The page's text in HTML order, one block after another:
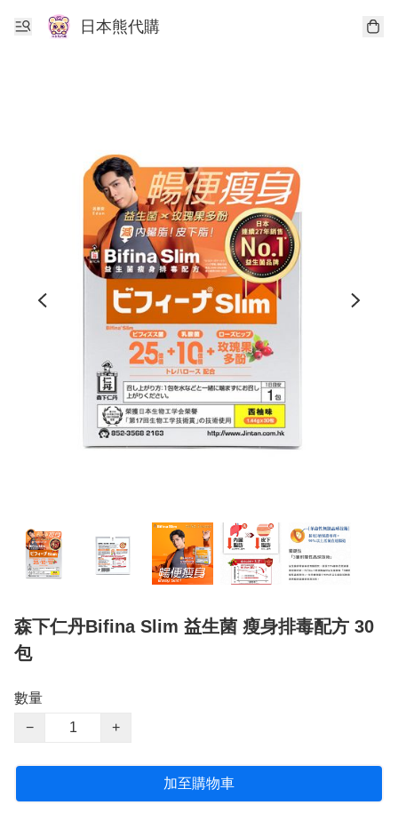
日本熊代購
森下仁丹Bifina Slim 益生菌 瘦身排毒配方 30
包
數量
−
+
加至購物車